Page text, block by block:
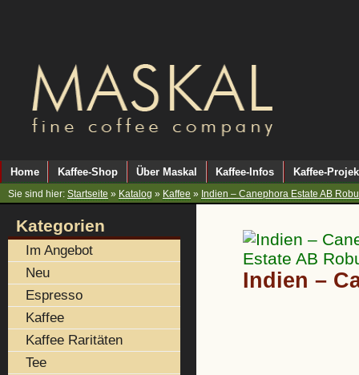
Home Kaffee-Shop Über Maskal Kaffee-Infos Kaffee-
Sie sind hier: Startseite » Katalog » Kaffee » Indien – Canephora Estate AB
Indien –
Kategorien
Im Angebot
Neu
Espresso
Kaffee
Kaffee Raritäten
Tee